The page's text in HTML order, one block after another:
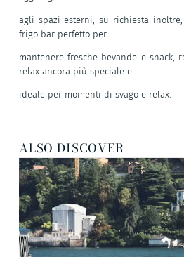
agli spazi esterni, su richiesta
frigo bar perfetto per
mantenere fresche bevande e snack,
relax ancora più speciale e
ideale per momenti di svago e relax.
ALSO DISCOVER